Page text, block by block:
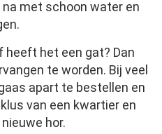
na met schoon water en
heeft het een gat? Dan
te worden. Bij veel
apart te bestellen en
van een kwartier en
hor.